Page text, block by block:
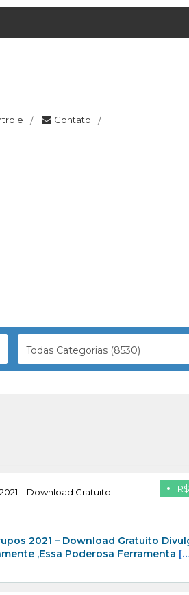
/ Contato /
Todas Categorias (8530)
– Download Gratuito
2021 – Download Gratuito
,Essa Poderosa Ferramenta